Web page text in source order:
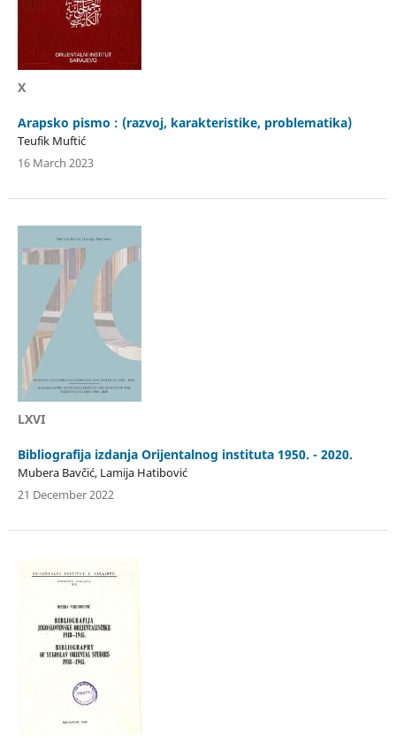
X
Arapsko pismo : (razvoj, karakteristike, problematika)
Teufik Muftić
16 March 2023
LXVI
Bibliografija izdanja Orijentalnog instituta 1950. - 2020.
Mubera Bavčić, Lamija Hatibović
21 December 2022